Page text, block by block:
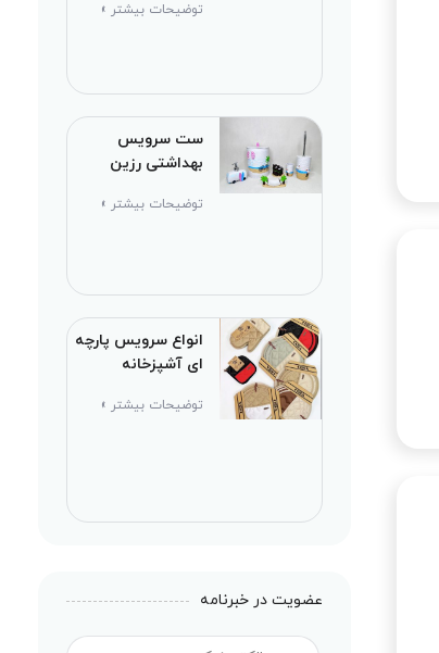
توضیحات بیشتر »
ست سرویس
بهداشتی رزین
توضیحات بیشتر »
انواع سرویس پارچه
ای آشپزخانه
توضیحات بیشتر »
عضویت در خبرنامه